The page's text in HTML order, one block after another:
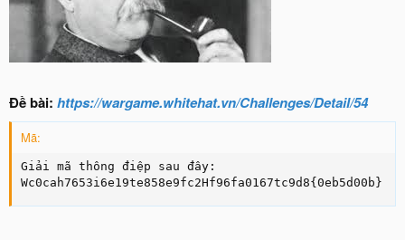
Đề bài: https://wargame.whitehat.vn/Challenges/Detail/54
Mã:
Giải mã thông điệp sau đây:
Wc0cah7653i6e19te858e9fc2Hf96fa0167tc9d8{0eb5d00b}